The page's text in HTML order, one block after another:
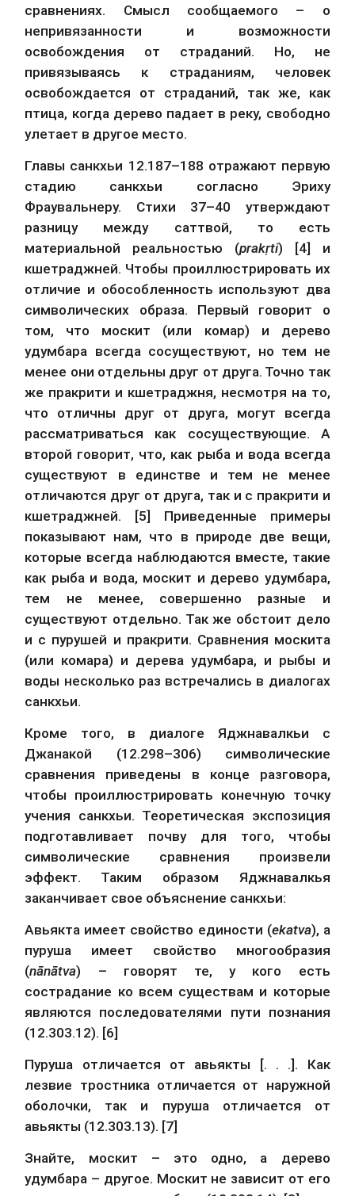
сравнениях. Смысл сообщаемого – о
непривязанности и возможности
освобождения от страданий. Но, не
привязываясь к страданиям, человек
освобождается от страданий, так же, как
птица, когда дерево падает в реку, свободно
улетает в другое место.
Главы санкхьи 12.187–188 отражают первую
стадию санкхьи согласно Эриху
Фраувальнеру. Стихи 37–40 утверждают
разницу между саттвой, то есть
материальной реальностью (prakṛti) [4] и
кшетраджней. Чтобы проиллюстрировать их
отличие и обособленность используют два
символических образа. Первый говорит о
том, что москит (или комар) и дерево
удумбара всегда сосуществуют, но тем не
менее они отдельны друг от друга. Точно так
же пракрити и кшетраджня, несмотря на то,
что отличны друг от друга, могут всегда
рассматриваться как сосуществующие. А
второй говорит, что, как рыба и вода всегда
существуют в единстве и тем не менее
отличаются друг от друга, так и с пракрити и
кшетраджней. [5] Приведенные примеры
показывают нам, что в природе две вещи,
которые всегда наблюдаются вместе, такие
как рыба и вода, москит и дерево удумбара,
тем не менее, совершенно разные и
существуют отдельно. Так же обстоит дело
и с пурушей и пракрити. Сравнения москита
(или комара) и дерева удумбара, и рыбы и
воды несколько раз встречались в диалогах
санкхьи.
Кроме того, в диалоге Яджнавалкьи с
Джанакой (12.298–306) символические
сравнения приведены в конце разговора,
чтобы проиллюстрировать конечную точку
учения санкхьи. Теоретическая экспозиция
подготавливает почву для того, чтобы
символические сравнения произвели
эффект. Таким образом Яджнавалкья
заканчивает свое объяснение санкхьи:
Авьякта имеет свойство единости (ekatva), а
пуруша имеет свойство многообразия
(nānātva) – говорят те, у кого есть
сострадание ко всем существам и которые
являются последователями пути познания
(12.303.12). [6]
Пуруша отличается от авьякты [. . .]. Как
лезвие тростника отличается от наружной
оболочки, так и пуруша отличается от
авьякты (12.303.13). [7]
Знайте, москит – это одно, а дерево
удумбара – другое. Москит не зависит от его